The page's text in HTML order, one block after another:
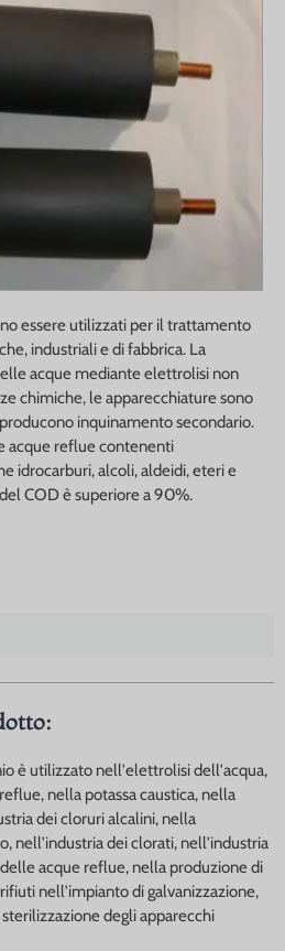
essere utilizzati per il trattamento
industriali e di fabbrica. La
acque mediante elettrolisi non
chimiche, le apparecchiature sono
inquinamento secondario.
acque reflue contenenti
idrocarburi, alcoli, aldeidi, eteri e
COD è superiore a 90%.
è utilizzato nell'elettrolisi dell'acqua,
nella potassa caustica, nella
dei cloruri alcalini, nella
nell'industria dei clorati, nell'industria
acque reflue, nella produzione di
nell'impianto di galvanizzazione,
degli apparecchi